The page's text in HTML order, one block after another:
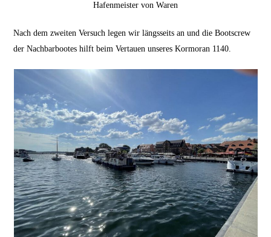
Hafenmeister von Waren
Nach dem zweiten Versuch legen wir längsseits an und die Bootscrew
der Nachbarbootes hilft beim Vertauen unseres Kormoran 1140.